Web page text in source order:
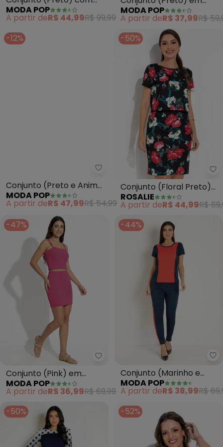
Recortes e Bolsos
Funcionais
MODA POP
A partir deR$ 44,99R$ 99,99 Canelado
MODA POP
A partir deR$ 37,99R$
-12%
Moda Pop - Conjunto (Preto e
Conjunto (Preto e Animal
Print) Regata e Short
MODA POP
A partir deR$ 47,99R$ 54,99
-50%
Conjunto (Floral Preto)
em Malha
ROSALIE
A partir deR$ 44,99R$
-47%
Moda Pop - Conjunto (Pink)
Conjunto (Pink) em
Ribana Canelada
Cropped e Saia
MODA POP
A partir deR$ 36,99R$ 69,99
-44%
Conjunto (Marinho e
Laranja) com Recortes
MODA POP
A partir deR$ 38,99R$
-50%
-52%